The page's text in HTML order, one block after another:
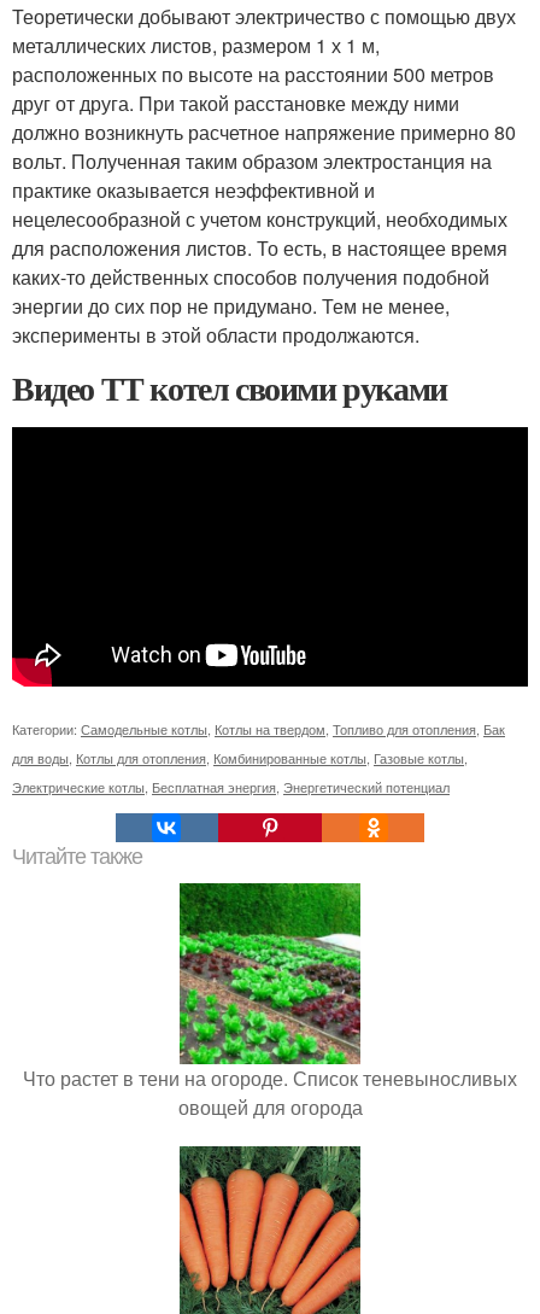
Теоретически добывают электричество с помощью двух
металлических листов, размером 1 х 1 м,
расположенных по высоте на расстоянии 500 метров
друг от друга. При такой расстановке между ними
должно возникнуть расчетное напряжение примерно 80
вольт. Полученная таким образом электростанция на
практике оказывается неэффективной и
нецелесообразной с учетом конструкций, необходимых
для расположения листов. То есть, в настоящее время
каких-то действенных способов получения подобной
энергии до сих пор не придумано. Тем не менее,
эксперименты в этой области продолжаются.
Видео ТТ котел своими руками
Категории: Самодельные котлы Котлы на твердом Топливо для отопления Бак
для воды Котлы для отопления Комбинированные котлы Газовые котлы
Электрические котлы Бесплатная энергия Энергетический потенциал
Читайте также
Что растет в тени на огороде. Список теневыносливых
овощей для огорода